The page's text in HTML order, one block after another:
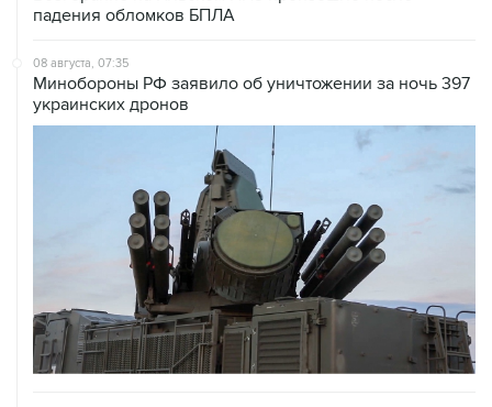
падения обломков БПЛА
08 августа, 07:35
Минобороны РФ заявило об уничтожении за ночь 397
украинских дронов